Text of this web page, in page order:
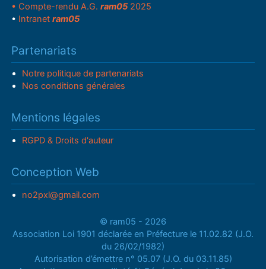
• Compte-rendu A.G.ram05 2025
• Intranetram05
Partenariats
Notre politique de partenariats
Nos conditions générales
Mentions légales
RGPD & Droits d'auteur
Conception Web
no2pxl@gmail.com
© ram05 - 2026
Association Loi 1901 déclarée en Préfecture le 11.02.82 (J.O.
du 26/02/1982)
Autorisation d’émettre n° 05.07 (J.O. du 03.11.85)